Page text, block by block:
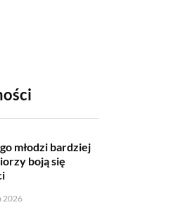
młodzi bardziej
boją się
2026